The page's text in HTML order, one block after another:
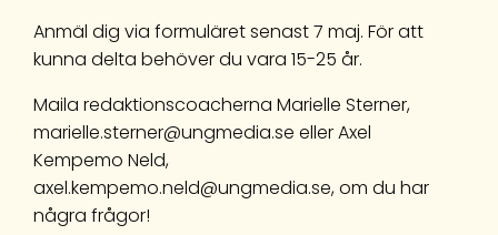
Anmäl dig via formuläret senast 7 maj. För att
kunna delta behöver du vara 15-25 år.
Maila redaktionscoacherna Marielle Sterner,
marielle.sterner@ungmedia.se eller Axel
Kempemo Neld,
axel.kempemo.neld@ungmedia.se, om du har
några frågor!